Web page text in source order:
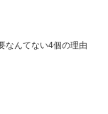
なんてない4個の理由